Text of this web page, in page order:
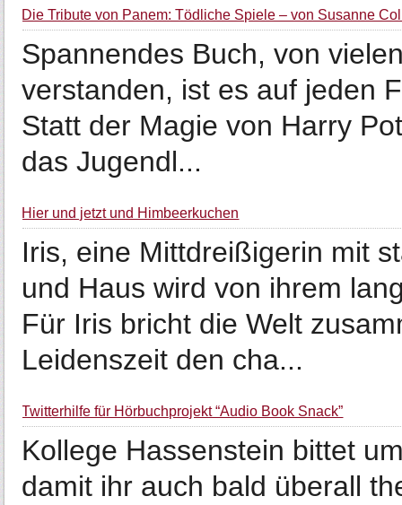
Die Tribute von Panem: Tödliche Spiele – von Susanne
Spannendes Buch, von
verstanden, ist es auf jeden
Statt der Magie von Harry
das Jugendl...
Hier und jetzt und Himbeerkuchen
Iris, eine Mittdreißigerin mit
und Haus wird von ihrem
Für Iris bricht die Welt
Leidenszeit den cha...
Twitterhilfe für Hörbuchprojekt “Audio Book Snack”
Kollege Hassenstein bittet
damit ihr auch bald überall